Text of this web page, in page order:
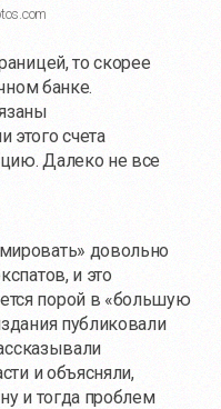
то скорее
банке.
этого счета
Далеко не все
довольно
и это
порой в «большую
публиковали
и объясняли,
и тогда проблем